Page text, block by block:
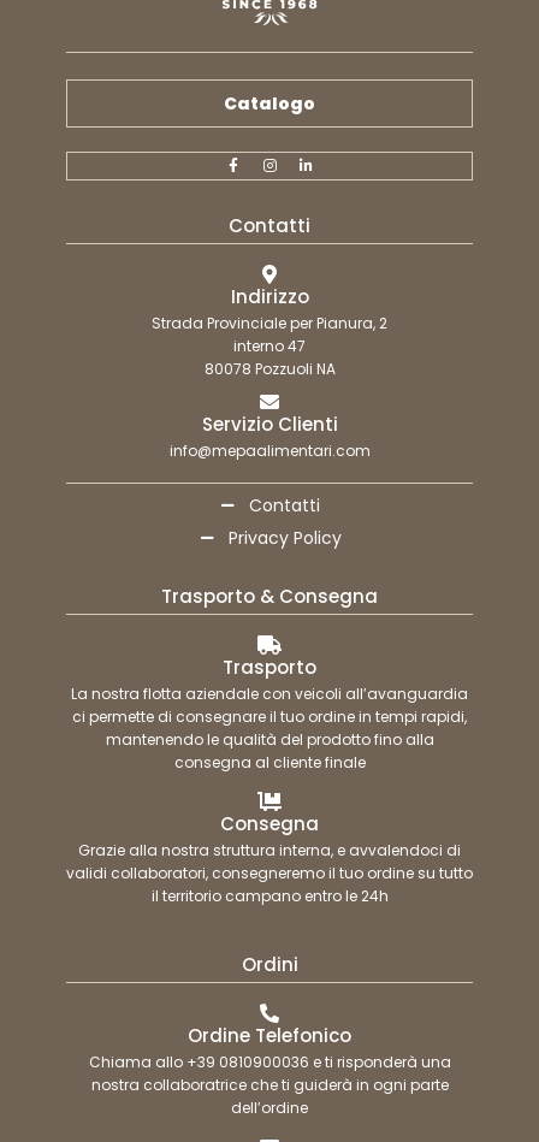
Catalogo
Contatti
Indirizzo
Strada Provinciale per Pianura, 2
interno 47
80078 Pozzuoli NA
Servizio Clienti
info@mepaalimentari.com
Contatti
Privacy Policy
Trasporto & Consegna
Trasporto
La nostra flotta aziendale con veicoli all’avanguardia
ci permette di consegnare il tuo ordine in tempi rapidi,
mantenendo le qualità del prodotto fino alla
consegna al cliente finale
Consegna
Grazie alla nostra struttura interna, e avvalendoci di
validi collaboratori, consegneremo il tuo ordine su tutto
il territorio campano entro le 24h
Ordini
Ordine Telefonico
Chiama allo +39 0810900036 e ti risponderà una
nostra collaboratrice che ti guiderà in ogni parte
dell’ordine